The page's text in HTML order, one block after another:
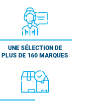
UNE SÉLECTION DE
PLUS DE 160 MARQUES